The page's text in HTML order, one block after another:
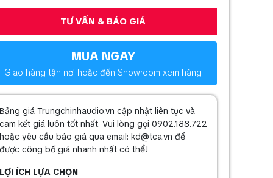
TƯ VẤN & BÁO GIÁ
MUA NGAY
Giao hàng tận nơi hoặc đến Showroom xem hàng
Bảng giá Trungchinhaudio.vn cập nhật liên tục và
cam kết giá luôn tốt nhất. Vui lòng gọi 0902.188.722
hoặc yêu cầu báo giá qua email: kd@tca.vn để
được công bố giá nhanh nhất có thể!
LỢI ÍCH LỰA CHỌN